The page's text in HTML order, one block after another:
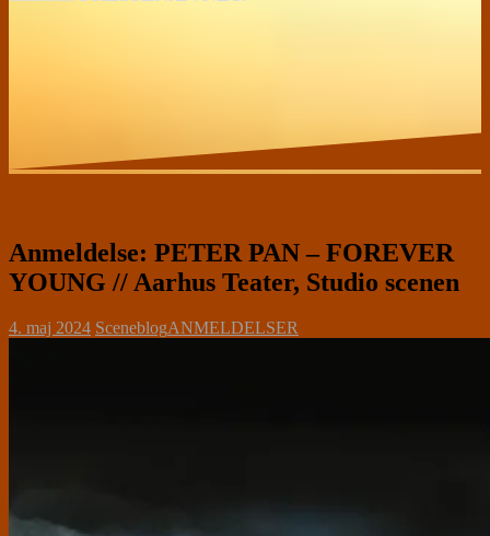
Anmeldelse: PETER PAN – FOREVER
YOUNG // Aarhus Teater, Studio scenen
4. maj 2024 SceneblogANMELDELSER